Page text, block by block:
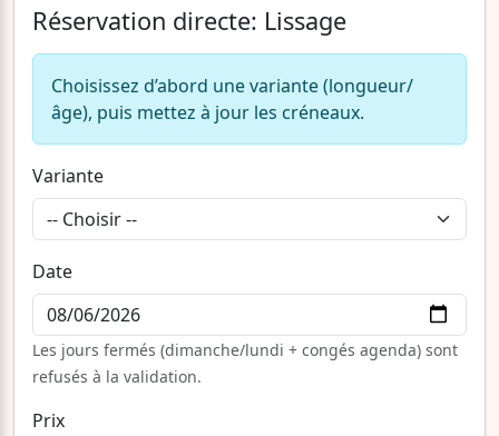
Réservation directe: Lissage
Choisissez d’abord une variante (longueur/
âge), puis mettez à jour les créneaux.
Variante
Date
Les jours fermés (dimanche/lundi + congés agenda) sont
refusés à la validation.
Prix